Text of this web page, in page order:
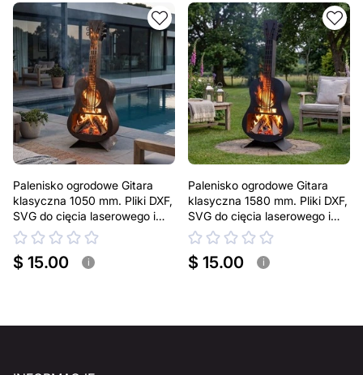
Palenisko ogrodowe Gitara
klasyczna 1050 mm. Pliki DXF,
SVG do cięcia laserowego i
plazmowego
$ 15.00 i
Palenisko ogrodowe Gitara
klasyczna 1580 mm. Pliki DXF,
SVG do cięcia laserowego i
plazmowego
$ 15.00 i